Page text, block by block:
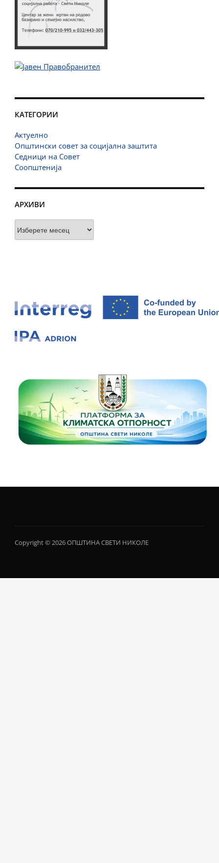
КАТЕГОРИИ
Актуелно
Општински совет за социјална заштита
Седници на Совет
Соопштенија
АРХИВИ
Copyright © 2026 ОПШТИНА СВЕТИ НИКОЛЕ